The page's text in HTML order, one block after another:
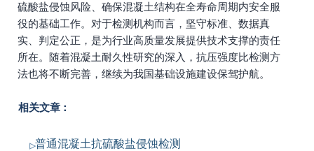
硫酸盐侵蚀风险、确保混凝土结构在全寿命周期内安全服
役的基础工作。对于检测机构而言，坚守标准、数据真
实、判定公正，是为行业高质量发展提供技术支撑的责任
所在。随着混凝土耐久性研究的深入，抗压强度比检测方
法也将不断完善，继续为我国基础设施建设保驾护航。
相关文章：
普通混凝土抗硫酸盐侵蚀检测